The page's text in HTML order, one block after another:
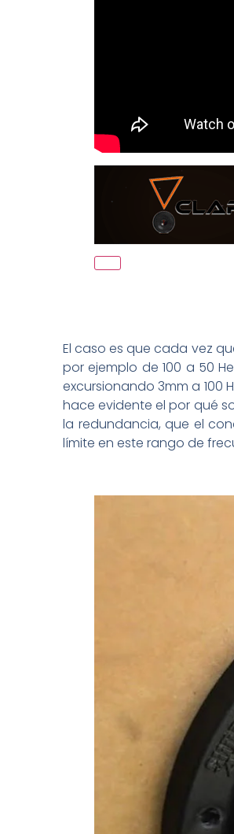
El caso es que cada vez
por ejemplo de 100 a 50
excursionando 3mm a 100
hace evidente el por qué
la redundancia, que el
límite en este rango de